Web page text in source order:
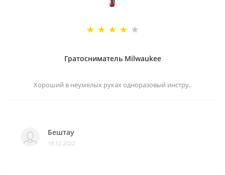
Гратосниматель Milwaukee
Хороший в неумелых руках одноразовый инстру..
Бештау
18.12.2022